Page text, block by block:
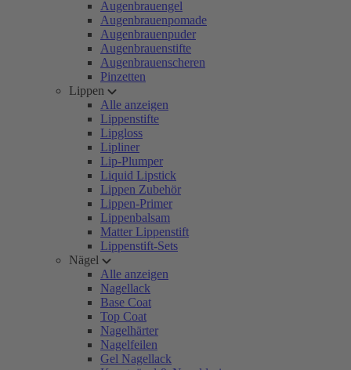
Augenbrauengel
Augenbrauenpomade
Augenbrauenpuder
Augenbrauenstifte
Augenbrauenscheren
Pinzetten
Lippen
Alle anzeigen
Lippenstifte
Lipgloss
Lipliner
Lip-Plumper
Liquid Lipstick
Lippen Zubehör
Lippen-Primer
Lippenbalsam
Matter Lippenstift
Lippenstift-Sets
Nägel
Alle anzeigen
Nagellack
Base Coat
Top Coat
Nagelhärter
Nagelfeilen
Gel Nagellack